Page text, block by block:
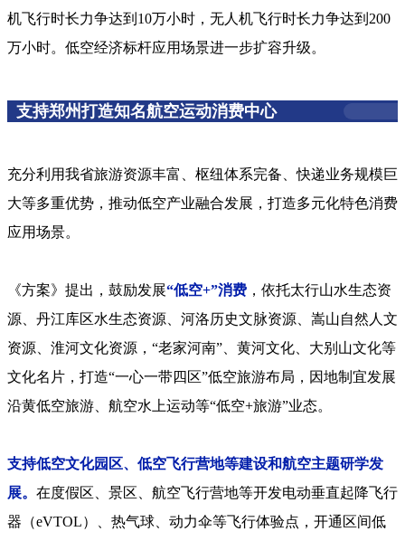
机飞行时长力争达到10万小时，无人机飞行时长力争达到200
万小时。低空经济标杆应用场景进一步扩容升级。
支持郑州打造知名航空运动消费中心
充分利用我省旅游资源丰富、枢纽体系完备、快递业务规模巨
大等多重优势，推动低空产业融合发展，打造多元化特色消费
应用场景。
《方案》提出，鼓励发展“低空+”消费 ，依托太行山水生态资
源、丹江库区水生态资源、河洛历史文脉资源、嵩山自然人文
资源、淮河文化资源，“老家河南”、黄河文化、大别山文化等
文化名片，打造“一心一带四区”低空旅游布局，因地制宜发展
沿黄低空旅游、航空水上运动等“低空+旅游”业态。
支持低空文化园区、低空飞行营地等建设和航空主题研学发
展。 在度假区、景区、航空飞行营地等开发电动垂直起降飞行
器（eVTOL）、热气球、动力伞等飞行体验点，开通区间低